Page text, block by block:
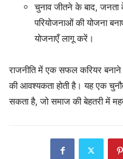
चुनाव जीतने के बाद, जनता
परियोजनाओं की योजना
योजनाएँ लागू करें।
राजनीति में एक सफल करियर
की आवश्यकता होती है। यह एक
सकता है, जो समाज की बेहतरी में